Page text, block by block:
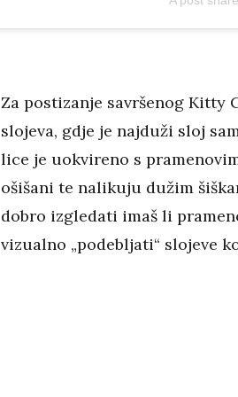
Za postizanje savršenog Kitty
slojeva, gdje je najduži sloj
lice je uokvireno s
ošišani te nalikuju dužim
dobro izgledati imaš li
vizualno „podebljati“ slojeve